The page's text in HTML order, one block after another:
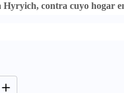
Hyryich, contra cuyo hogar